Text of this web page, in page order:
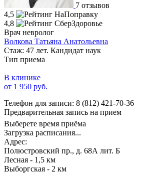
7 отзывов
4,5
4,8
Врач невролог
Волкова Татьяна Анатольевна
Стаж: 47 лет. Кандидат наук
Тип приема
В клинике
от 1 950 руб.
Телефон для записи: 8 (812) 421-70-36
Предварительная запись на прием
Выберете время приёма
Загрузка расписания...
Адрес:
Полюстровский пр., д. 68А лит. Б
Лесная - 1,5 км
Выборгская - 2 км